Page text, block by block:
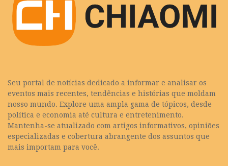
Seu portal de notícias dedicado a informar e analisar os
eventos mais recentes, tendências e histórias que moldam
nosso mundo. Explore uma ampla gama de tópicos, desde
política e economia até cultura e entretenimento.
Mantenha-se atualizado com artigos informativos, opiniões
especializadas e cobertura abrangente dos assuntos que
mais importam para você.